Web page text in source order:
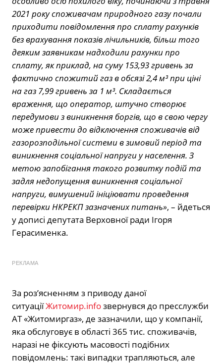
2021 року споживачам природного газу почали
приходити повідомлення про сплату рахунків
без врахування показів лічильників, більш того
деяким заявникам надходили рахунки про
сплату, як приклад, на суму 153,93 гривень за
фактично спожитий газ в обсязі 2,4 м³ при ціні
на газ 7,99 гривень за 1 м³. Складається
враження, що оператор, штучно створює
передумови з виникнення боргів, що в свою чергу
може привести до відключення споживачів від
газорозподільної системи в зимовий період та
виникнення соціальної напруги у населення. З
метою запобігання такого розвитку подій та
задля недопущення виникнення соціальної
напруги, вимушений ініціювати проведення
перевірки НКРЕКП зазначених питань», – йдеться
у дописі депутата Верховної ради Ігоря
Герасименка.
РЕКЛАМА
За роз’ясненням з приводу даної
ситуаціїЖитомир.infoзвернувся до пресслужби
АТ «Житомиргаз», де зазначили, що у компанії,
яка обслуговує в області 365 тис. споживачів,
наразі не фіксують масовості подібних
повідомлень: такі випадки трапляються, але